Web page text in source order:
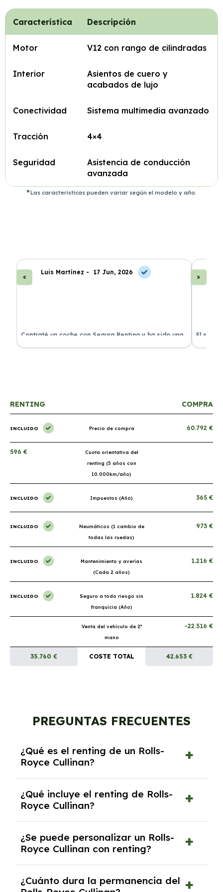
Característica Descripción
Motor V12 con rango de cilindradas
Interior
Asientos de cuero y
acabados de lujo
Conectividad Sistema multimedia avanzado
Tracción 4×4
Seguridad
Asistencia de conducción
avanzada
Las características pueden variar según el modelo y año.
Luis Martínez - 17 Jun, 2026
Contraté un coche con Segura Renting y ha sido una
experiencia fantástica. Todo incluido y sin sorpresas.
El
proceso
RENTING COMPRA
INCLUIDO Precio de compra 60.792 €
596 €
Cuota orientativa del
renting (5 años con
10.000km/año)
INCLUIDO Impuestos (Año) 365 €
INCLUIDO
Neumáticos (1 cambio de
todas las ruedas)
973 €
INCLUIDO
Mantenimiento y averías
(Cada 2 años)
1.216 €
INCLUIDO
Seguro a todo riesgo sin
franquicia (Año)
1.824 €
Venta del vehículo de 2ª
mano
-22.516 €
35.760 € COSTE TOTAL 42.653 €
PREGUNTAS FRECUENTES
¿Qué es el renting de un Rolls-
Royce Cullinan?
contrato de alquiler a largo plazo en el que
pagas una cuota mensual fija por el uso del
coche durante un periodo determinado,
generalmente entre 2 y 5 años.
¿Qué incluye el renting de Rolls-
Royce Cullinan?
seguro a todo riesgo, mantenimiento,
reparaciones, impuestos, asistencia en
carretera y gestión de la documentación.
¿Se puede personalizar un Rolls-
Royce Cullinan con renting?
opciones y equipamiento adicional, siempre y
¿Cuánto dura la permanencia del